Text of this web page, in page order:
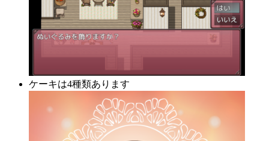
ケーキは4種類あります